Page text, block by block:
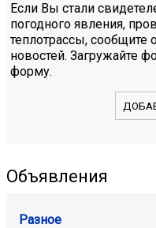
Если Вы стали
погодного явления,
теплотрассы, сообщите
новостей. Загружайте
форму.
Объявления
Разное